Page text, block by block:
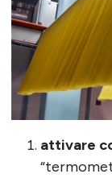
attivare